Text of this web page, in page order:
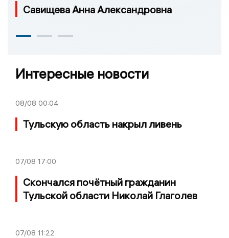
Савищева Анна Александровна
Интересные новости
08/08 00:04
Тульскую область накрыл ливень
07/08 17:00
Скончался почётный гражданин
Тульской области Николай Глаголев
07/08 11:22